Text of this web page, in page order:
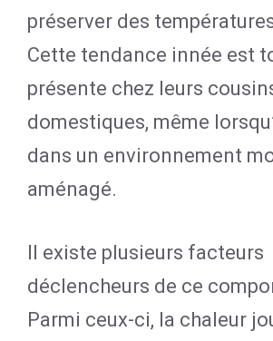
préserver des
Cette tendance innée est
présente chez leurs
domestiques, même
dans un environnement
aménagé.
Il existe plusieurs facteurs
déclencheurs de ce
Parmi ceux-ci, la chaleur